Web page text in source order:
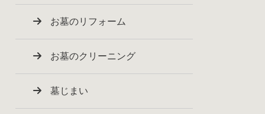
お墓のリフォーム
お墓のクリーニング
墓じまい